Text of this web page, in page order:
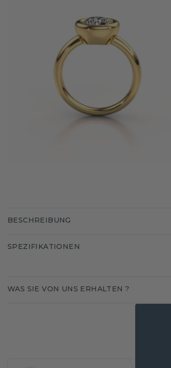
BESCHREIBUNG
SPEZIFIKATIONEN
WAS SIE VON UNS ERHALTEN ?